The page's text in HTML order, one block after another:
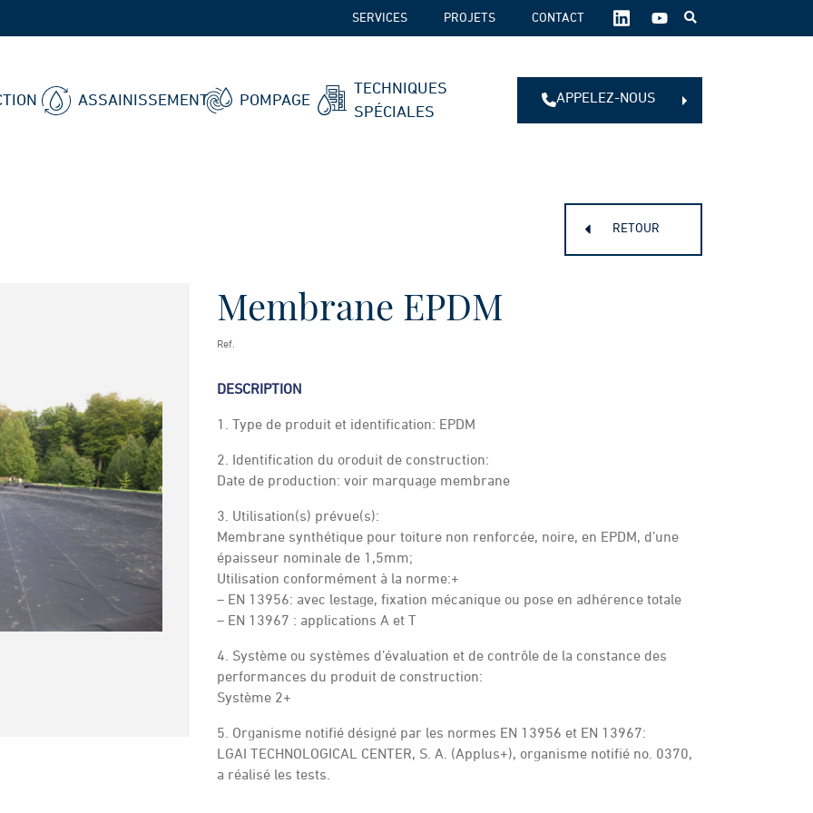
ASSAINISSEMENT POMPAGE
TECHNIQUES
SPÉCIALES
SERVICES PROJETS CONTACT
SUIVEZ-
NOUS
APPELEZ-NOUS
RETOUR
Membrane EPDM
Ref.
DESCRIPTION
1. Type de produit et identification: EPDM
2. Identification du oroduit de construction:
Date de production: voir marquage membrane
3. Utilisation(s) prévue(s):
Membrane synthétique pour toiture non renforcée, noire, en EPDM, d’une
épaisseur nominale de 1,5mm;
Utilisation conformément à la norme:+
– EN 13956: avec lestage, fixation mécanique ou pose en adhérence totale
– EN 13967 : applications A et T
4. Système ou systèmes d’évaluation et de contrôle de la constance des
performances du produit de construction:
Système 2+
5. Organisme notifié désigné par les normes EN 13956 et EN 13967:
LGAI TECHNOLOGICAL CENTER, S. A. (Applus+), organisme notifié no. 0370,
a réalisé les tests.